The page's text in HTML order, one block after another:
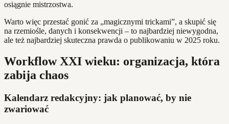
osiągnie mistrzostwa.
Warto więc przestać gonić za „magicznymi trickami”, a skupić się
na rzemiośle, danych i konsekwencji – to najbardziej niewygodna,
ale też najbardziej skuteczna prawda o publikowaniu w 2025 roku.
Workflow XXI wieku: organizacja, która
zabija chaos
Kalendarz redakcyjny: jak planować, by nie
zwariować